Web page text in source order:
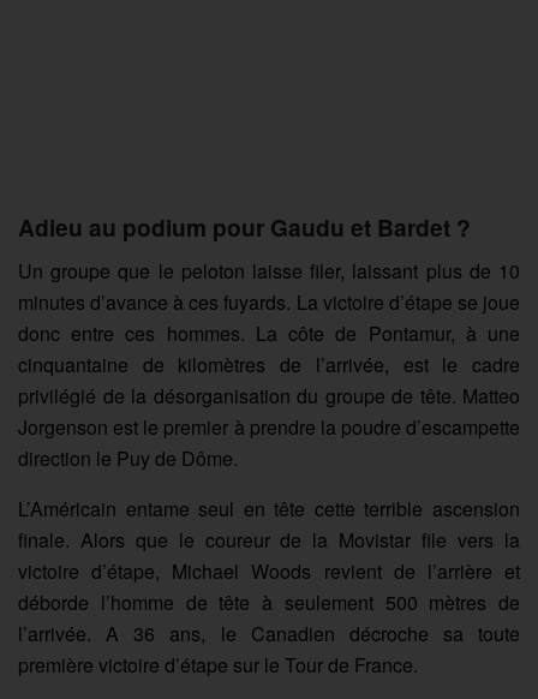
Adieu au podium pour Gaudu et Bardet ?
Un groupe que le peloton laisse filer, laissant plus de 10
minutes d’avance à ces fuyards. La victoire d’étape se joue
donc entre ces hommes. La côte de Pontamur, à une
cinquantaine de kilomètres de l’arrivée, est le cadre
privilégié de la désorganisation du groupe de tête. Matteo
Jorgenson est le premier à prendre la poudre d’escampette
direction le Puy de Dôme.
L’Américain entame seul en tête cette terrible ascension
finale. Alors que le coureur de la Movistar file vers la
victoire d’étape, Michael Woods revient de l’arrière et
déborde l’homme de tête à seulement 500 mètres de
l’arrivée. A 36 ans, le Canadien décroche sa toute
première victoire d’étape sur le Tour de France.